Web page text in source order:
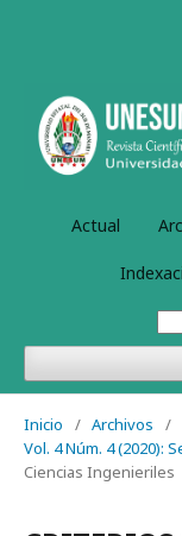
Actual
Inicio / Archivos
/
Vol. 4 Núm. 4 (2020):
Ciencias Ingenieriles